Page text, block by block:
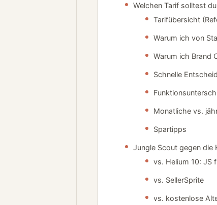
Welchen Tarif solltest
Tarifübersicht
Warum ich von
Warum ich Brand
Schnelle
Monatliche vs.
Spartipps
Jungle Scout gegen die
vs. Helium 10: JS
vs. SellerSprite
vs. kostenlose